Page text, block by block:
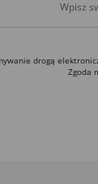
drogą
Zgoda